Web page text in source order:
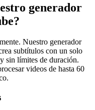
generador
Nuestro generador
subtítulos con un solo
sin límites de duración.
videos de hasta 60